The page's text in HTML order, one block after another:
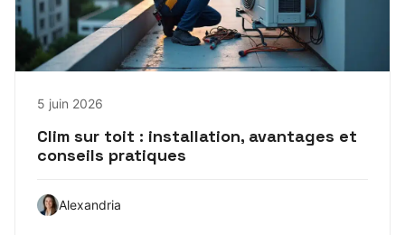
5 juin 2026
Clim sur toit : installation, avantages et
conseils pratiques
Alexandria